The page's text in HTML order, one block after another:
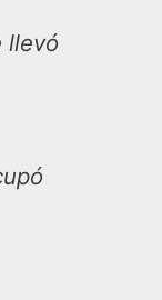
llevó